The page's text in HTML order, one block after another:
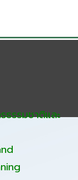
ธรรมชาติและ